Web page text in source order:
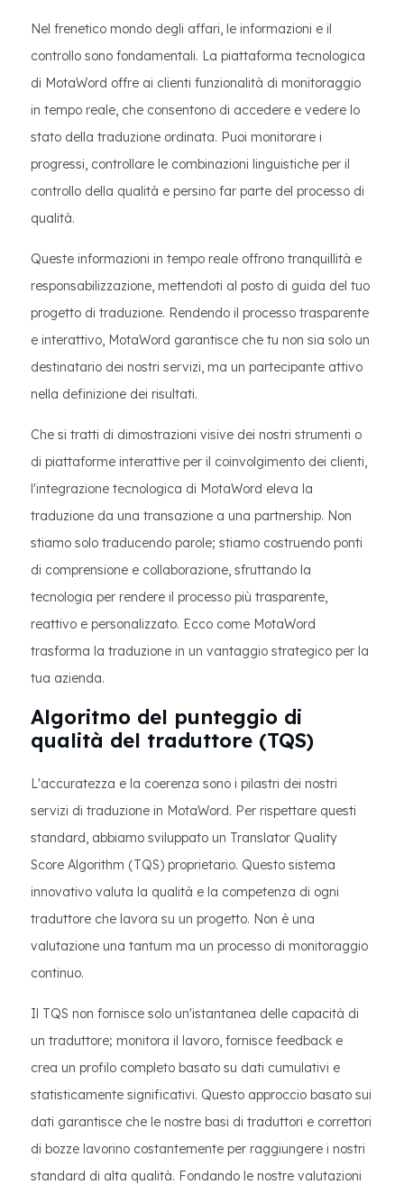
Nel frenetico mondo degli affari, le informazioni e il
controllo sono fondamentali. La piattaforma tecnologica
di MotaWord offre ai clienti funzionalità di monitoraggio
in tempo reale, che consentono di accedere e vedere lo
stato della traduzione ordinata. Puoi monitorare i
progressi, controllare le combinazioni linguistiche per il
controllo della qualità e persino far parte del processo di
qualità.
Queste informazioni in tempo reale offrono tranquillità e
responsabilizzazione, mettendoti al posto di guida del tuo
progetto di traduzione. Rendendo il processo trasparente
e interattivo, MotaWord garantisce che tu non sia solo un
destinatario dei nostri servizi, ma un partecipante attivo
nella definizione dei risultati.
Che si tratti di dimostrazioni visive dei nostri strumenti o
di piattaforme interattive per il coinvolgimento dei clienti,
l'integrazione tecnologica di MotaWord eleva la
traduzione da una transazione a una partnership. Non
stiamo solo traducendo parole; stiamo costruendo ponti
di comprensione e collaborazione, sfruttando la
tecnologia per rendere il processo più trasparente,
reattivo e personalizzato. Ecco come MotaWord
trasforma la traduzione in un vantaggio strategico per la
tua azienda.
Algoritmo del punteggio di
qualità del traduttore (TQS)
L'accuratezza e la coerenza sono i pilastri dei nostri
servizi di traduzione in MotaWord. Per rispettare questi
standard, abbiamo sviluppato un Translator Quality
Score Algorithm (TQS) proprietario. Questo sistema
innovativo valuta la qualità e la competenza di ogni
traduttore che lavora su un progetto. Non è una
valutazione una tantum ma un processo di monitoraggio
continuo.
Il TQS non fornisce solo un'istantanea delle capacità di
un traduttore; monitora il lavoro, fornisce feedback e
crea un profilo completo basato su dati cumulativi e
statisticamente significativi. Questo approccio basato sui
dati garantisce che le nostre basi di traduttori e correttori
di bozze lavorino costantemente per raggiungere i nostri
standard di alta qualità. Fondando le nostre valutazioni